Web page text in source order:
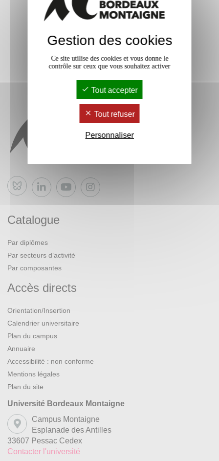
Bluesky
Catalogue
Par diplômes
Par secteurs d’activité
Par composantes
Accès directs
Orientation/Insertion
Calendrier universitaire
Plan du campus
Annuaire
Accessibilité : non conforme
Mentions légales
Plan du site
Université Bordeaux Montaigne
Campus Montaigne
Esplanade des Antilles
33607 Pessac Cedex
Contacter l'université
Gestion des cookies
Ce site utilise des cookies et vous donne le
contrôle sur ceux que vous souhaitez activer
Tout accepter
Tout refuser
Personnaliser